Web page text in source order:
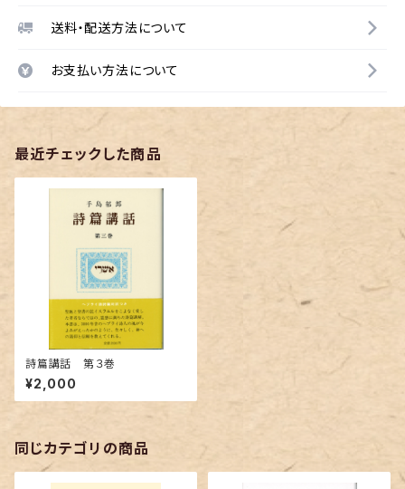
送料・配送方法について
お支払い方法について
最近チェックした商品
詩篇講話 第３巻
¥2,000
同じカテゴリの商品